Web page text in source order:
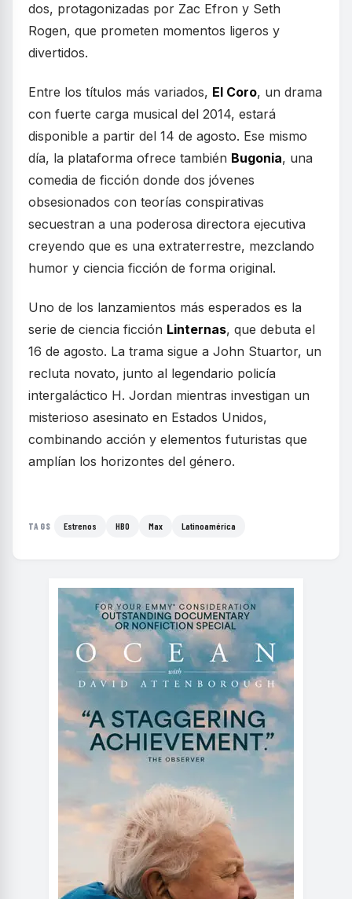
dos, protagonizadas por Zac Efron y Seth
Rogen, que prometen momentos ligeros y
divertidos.
Entre los títulos más variados, El Coro, un drama
con fuerte carga musical del 2014, estará
disponible a partir del 14 de agosto. Ese mismo
día, la plataforma ofrece también Bugonia, una
comedia de ficción donde dos jóvenes
obsesionados con teorías conspirativas
secuestran a una poderosa directora ejecutiva
creyendo que es una extraterrestre, mezclando
humor y ciencia ficción de forma original.
Uno de los lanzamientos más esperados es la
serie de ciencia ficción Linternas, que debuta el
16 de agosto. La trama sigue a John Stuartor, un
recluta novato, junto al legendario policía
intergaláctico H. Jordan mientras investigan un
misterioso asesinato en Estados Unidos,
combinando acción y elementos futuristas que
amplían los horizontes del género.
TAGS Estrenos HBO Max Latinoamérica